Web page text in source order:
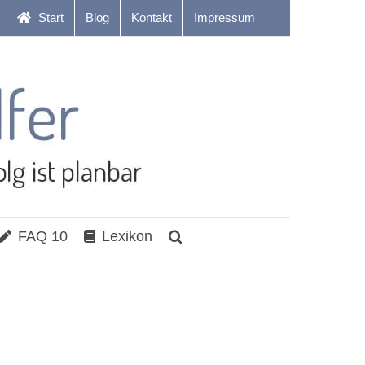
Start Blog Kontakt Impressum
FAQ 10 Lexikon